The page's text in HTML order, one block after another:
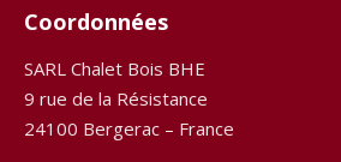
Coordonnées
SARL Chalet Bois BHE
9 rue de la Résistance
24100 Bergerac – France